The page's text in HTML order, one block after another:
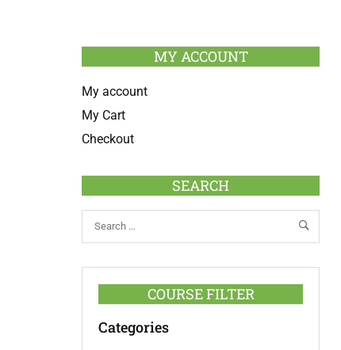
MY ACCOUNT
My account
My Cart
Checkout
SEARCH
COURSE FILTER
Categories